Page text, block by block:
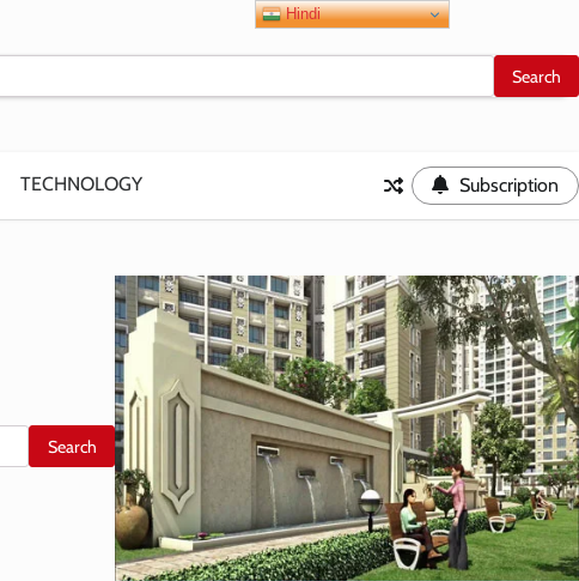
TECHNOLOGY Subscription
Hindi